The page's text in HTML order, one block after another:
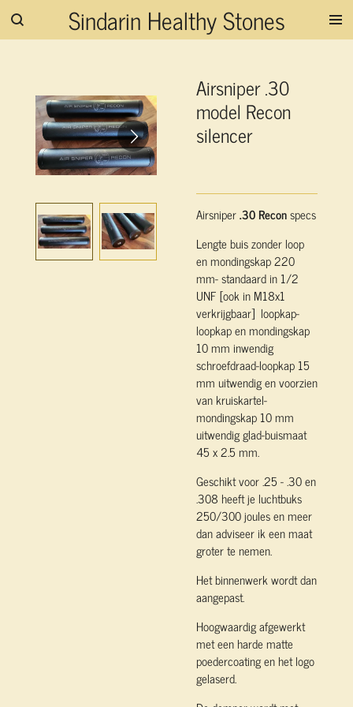
Ga
Sindarin Healthy Stones
Airsniper .30
model Recon
silencer
Airsniper.30 Reconspecs
Lengte buis zonder loop
en mondingskap 220
mm- standaard in 1/2
UNF [ook in M18x1
verkrijgbaar] loopkap-
loopkap en mondingskap
10 mm inwendig
schroefdraad-loopkap 15
mm uitwendig en voorzien
van kruiskartel-
mondingskap 10 mm
uitwendig glad-buismaat
45 x 2.5 mm.
Geschikt voor .25 - .30 en
.308 heeft je luchtbuks
250/300 joules en meer
dan adviseer ik een maat
groter te nemen.
Het binnenwerk wordt dan
aangepast.
Hoogwaardig afgewerkt
met een harde matte
poedercoating en het logo
gelaserd.